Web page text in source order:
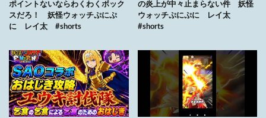
ポイントないならわくわくボック
スだろ！ 妖怪ウォッチぷにぷ
に レイ太 #shorts
の炎上が中々止まらない件 妖怪
ウォッチぷにぷに レイ太
#shorts